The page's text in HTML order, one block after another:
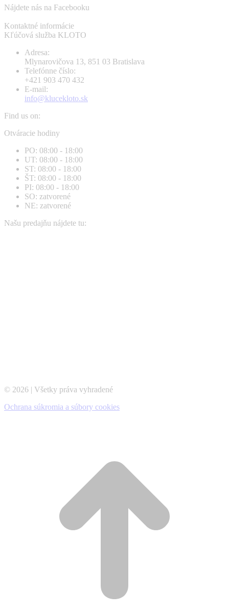
Nájdete nás na Facebooku
Kontaktné informácie
Kľúčová služba KLOTO
Adresa:
Mlynarovičova 13, 851 03 Bratislava
Telefónne číslo:
+421 903 470 432
E-mail:
info@klucekloto.sk
Find us on:
Facebook
opens
new
window
Instagram
opens
new
window
Otváracie hodiny
PO: 08:00 - 18:00
UT: 08:00 - 18:00
ST: 08:00 - 18:00
ŠT: 08:00 - 18:00
PI: 08:00 - 18:00
SO: zatvorené
NE: zatvorené
Našu predajňu nájdete tu:
© 2026 | Všetky práva vyhradené
Ochrana súkromia a súbory cookies